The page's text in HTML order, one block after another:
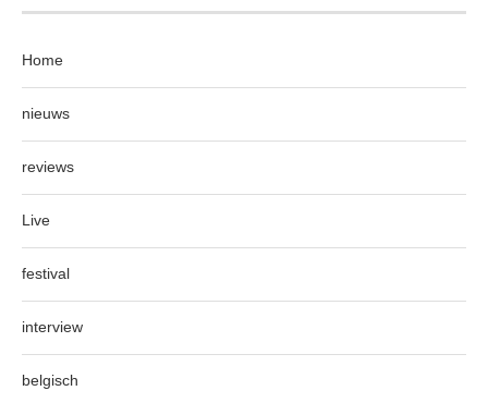
Home
nieuws
reviews
Live
festival
interview
belgisch